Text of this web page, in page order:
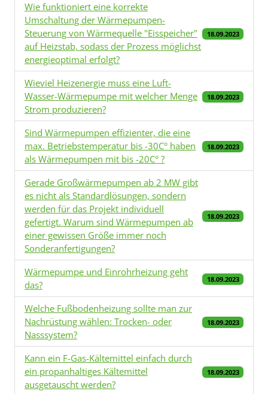
Wie funktioniert eine korrekte
Umschaltung der Wärmepumpen-
Steuerung von Wärmequelle "Eisspeicher"
auf Heizstab, sodass der Prozess möglichst
energieoptimal erfolgt?
18.09.2023
Wieviel Heizenergie muss eine Luft-
Wasser-Wärmepumpe mit welcher Menge
Strom produzieren?
18.09.2023
Sind Wärmepumpen effizienter, die eine
max. Betriebstemperatur bis -30C° haben
als Wärmepumpen mit bis -20C° ?
18.09.2023
Gerade Großwärmepumpen ab 2 MW gibt
es nicht als Standardlösungen, sondern
werden für das Projekt individuell
gefertigt. Warum sind Wärmepumpen ab
einer gewissen Größe immer noch
Sonderanfertigungen?
18.09.2023
Wärmepumpe und Einrohrheizung geht
das?
18.09.2023
Welche Fußbodenheizung sollte man zur
Nachrüstung wählen: Trocken- oder
Nasssystem?
18.09.2023
Kann ein F-Gas-Kältemittel einfach durch
ein propanhaltiges Kältemittel
ausgetauscht werden?
18.09.2023